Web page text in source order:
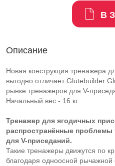
В
Описание
Новая конструкция тренажера
выгодно отличает Glutebuilder
рынке тренажеров для V-
Начальный вес - 16 кг.
Тренажер для ягодичных
распространённые
для V-приседаний.
Такие тренажеры движутся по
благодаря одноосной